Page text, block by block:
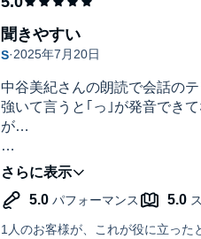
中谷美紀さんの朗読で会話の
強いて言うと｢っ｣が発音でき
が…
作品としては、原田マハさん
め、ゴッホに関係するゴーギ
を思いやってて欲しい願望が
主人公や登場人物全てが誰も
聞きやすい